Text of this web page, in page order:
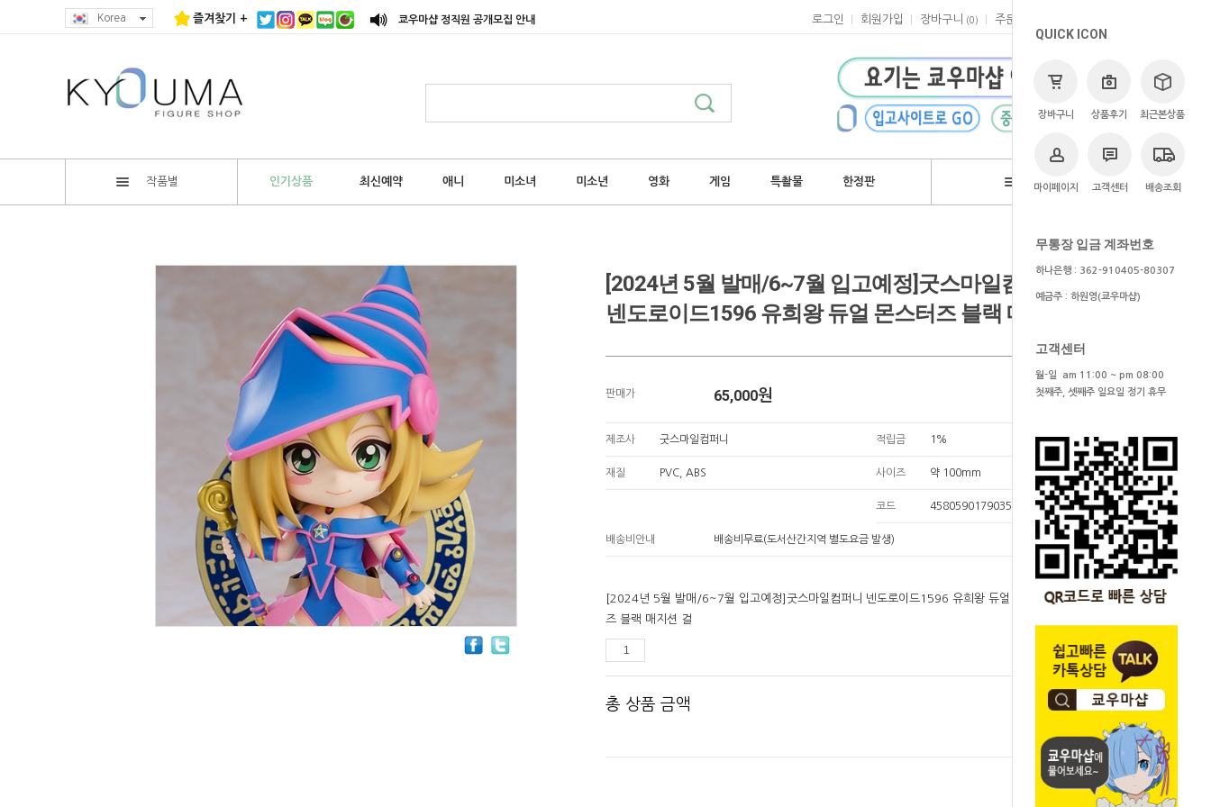
Korea 즐겨찾기 + 쿄우마샵 정직원 공개모집 안내 로그인 회원가입 장바구니 (0 ) 주문
작품별 인기상품 최신예약 애니 미소녀 미소년 영화 게임 특촬물 한정판 브랜드
QUICK ICON
장바구니 상품후기 최근본상품
마이페이지 고객센터 배송조회
무통장 입금 계좌번호
하나은행 : 362-910405-80307
예금주 : 하원영(쿄우마샵)
고객센터
월-일 am 11:00 ~ pm 08:00
첫째주, 셋째주 일요일 정기 휴무
> 쿄우마 > 예약상품
[2024년 5월 발매/6~7월 입고예정]굿스마일컴퍼니
넨도로이드1596 유희왕 듀얼 몬스터즈 블랙 매지션 걸
판매가 65,000원
제조사 굿스마일컴퍼니 적립금 1%
재질 PVC, ABS 사이즈 약 100mm
코드 4580590179035
배송비안내 배송비무료(도서산간지역 별도요금 발생)
[2024년 5월 발매/6~7월 입고예정]굿스마일컴퍼니 넨도로이드1596 유희왕 듀얼 몬스터
즈 블랙 매지션 걸
65,000원
총 상품 금액 65,000원
SOLD OUT